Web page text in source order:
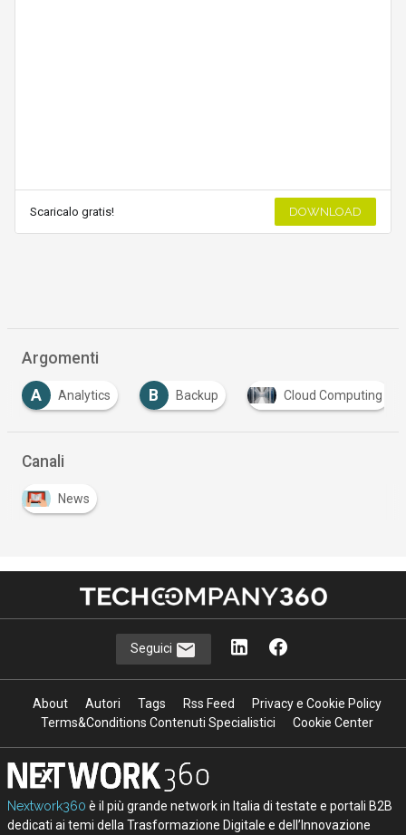
Scaricalo gratis! DOWNLOAD
Argomenti
A Analytics B Backup Cloud Computing
Canali
News
Seguici
About Autori Tags Rss Feed
Privacy e Cookie Policy
Terms&Conditions Contenuti Specialistici
Cookie Center
Nextwork360 è il più grande network in Italia di testate e portali B2B
dedicati ai temi della Trasformazione Digitale e dell’Innovazione